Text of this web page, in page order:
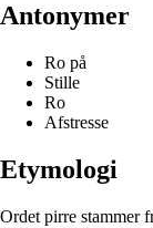
Antonymer
Ro på
Stille
Ro
Afstresse
Etymologi
Ordet pirre stammer